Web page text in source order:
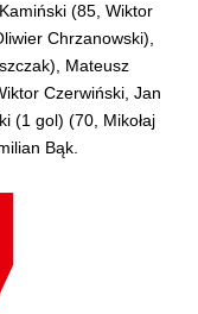
(85, Wiktor
Chrzanowski),
Mateusz
Czerwiński, Jan
(1 gol) (70, Mikołaj
Bąk.